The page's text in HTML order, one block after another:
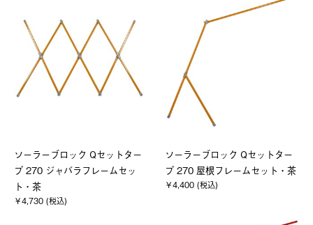
ソーラーブロック Qセットター
プ 270 ジャバラフレームセッ
ト・茶
￥4,730 (税込)
ソーラーブロック Qセットター
プ 270 屋根フレームセット・茶
￥4,400 (税込)